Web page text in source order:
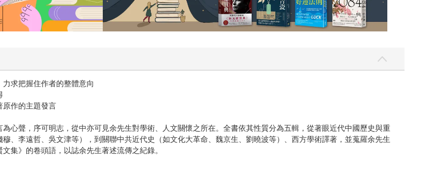
求把握住作者的整體意向
原作的主題發言
心聲，序可明志，從中亦可見余先生對學術、人文關懷之所在。全書依其性質分為五輯，從著眼近代中國歷史與重
、李遠哲、吳文津等），到關聯中共近代史（如文化大革命、魏京生、劉曉波等）、西方學術譯著，並蒐羅余先生
集》的卷頭語，以誌余先生著述流傳之紀錄。